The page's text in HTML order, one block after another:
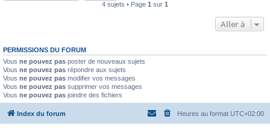
4 sujets • Page 1 sur 1
Aller à
PERMISSIONS DU FORUM
Vous ne pouvez pas poster de nouveaux sujets
Vous ne pouvez pas répondre aux sujets
Vous ne pouvez pas modifier vos messages
Vous ne pouvez pas supprimer vos messages
Vous ne pouvez pas joindre des fichiers
Index du forum Heures au format UTC+02:00